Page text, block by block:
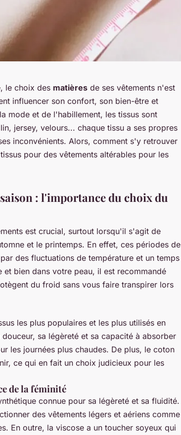
le choix des matières de ses vêtements n'est
influencer son confort, son bien-être et
mode et de l'habillement, les tissus sont
jersey, velours... chaque tissu a ses propres
inconvénients. Alors, comment s'y retrouver
pour des vêtements altérables pour les
: l'importance du choix du
est crucial, surtout lorsqu'il s'agit de
et le printemps. En effet, ces périodes de
des fluctuations de température et un temps
bien dans votre peau, il est recommandé
du froid sans vous faire transpirer lors
les plus populaires et les plus utilisés en
sa légèreté et sa capacité à absorber
les journées plus chaudes. De plus, le coton
ce qui en fait un choix judicieux pour les
de la féminité
connue pour sa légèreté et sa fluidité.
des vêtements légers et aériens comme
En outre, la viscose a un toucher soyeux qui